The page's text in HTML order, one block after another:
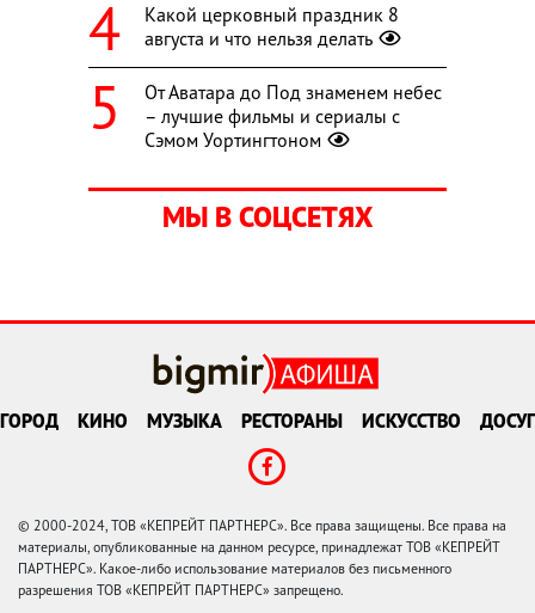
Какой церковный праздник 8
августа и что нельзя делать
От Аватара до Под знаменем небес
– лучшие фильмы и сериалы с
Сэмом Уортингтоном
МЫ В СОЦСЕТЯХ
ГОРОД КИНО МУЗЫКА РЕСТОРАНЫ ИСКУССТВО ДОСУГ
© 2000-2024, ТОВ «КЕПРЕЙТ ПАРТНЕРС». Все права защищены. Все права на
материалы, опубликованные на данном ресурсе, принадлежат ТОВ «КЕПРЕЙТ
ПАРТНЕРС». Какое-либо использование материалов без письменного
разрешения ТОВ «КЕПРЕЙТ ПАРТНЕРС» запрещено.